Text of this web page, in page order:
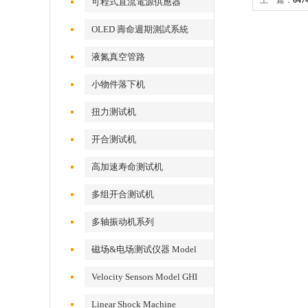
OLED 壽命週期測試系統
液氮真空管路
小物件落下机
扭力测试机
开合测试机
高加速寿命测试机
多组开合测试机
多轴振动机系列
磁场&电场测试仪器 Model
Velocity Sensors Model GHI
Linear Shock Machine